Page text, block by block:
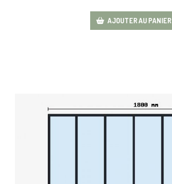
AJOUTER AU PANIER